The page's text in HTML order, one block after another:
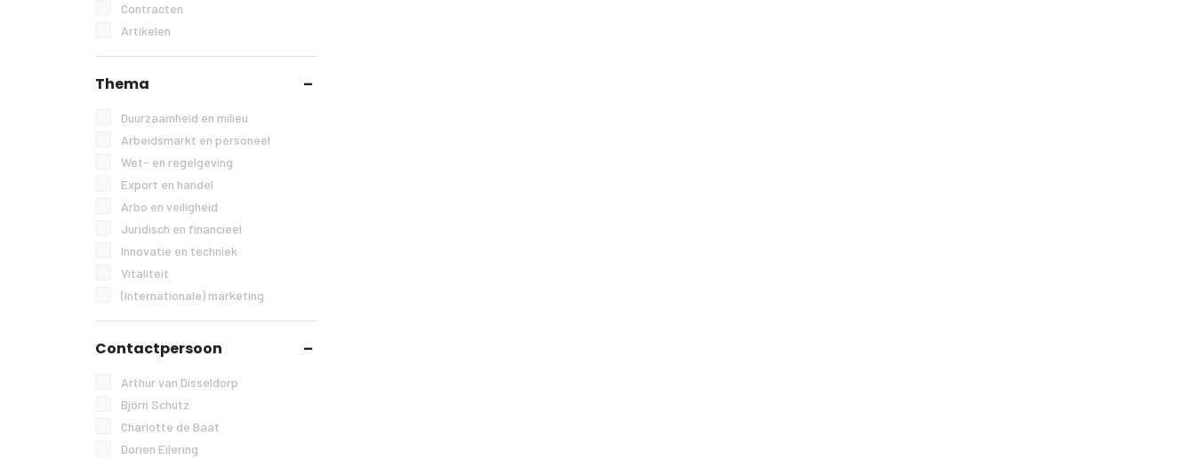
Contracten
Artikelen
Thema
Duurzaamheid en milieu
Arbeidsmarkt en personeel
Wet- en regelgeving
Export en handel
Arbo en veiligheid
Juridisch en financieel
Innovatie en techniek
Vitaliteit
(Internationale) marketing
Contactpersoon
Arthur van Disseldorp
Björn Schutz
Charlotte de Baat
Dorien Eilering